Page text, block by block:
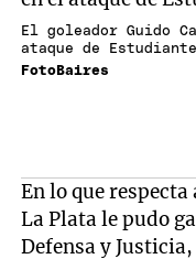
El goleador Guido
ataque de
FotoBaires
En lo que
La Plata le pudo
Defensa y